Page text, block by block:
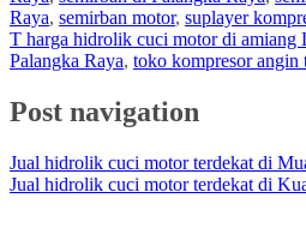
Raya, semirban motor, suplayer
T harga hidrolik cuci motor di amiang
Palangka Raya, toko kompresor angin
Post navigation
Jual hidrolik cuci motor terdekat di
Jual hidrolik cuci motor terdekat di